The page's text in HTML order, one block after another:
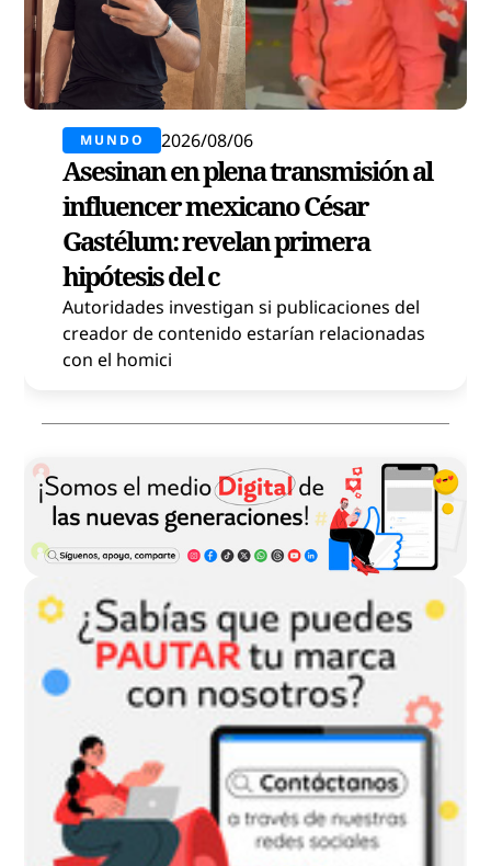
MUNDO 2026/08/06
Asesinan en plena transmisión al
influencer mexicano César
Gastélum: revelan primera
hipótesis del c
Autoridades investigan si publicaciones del
creador de contenido estarían relacionadas
con el homici